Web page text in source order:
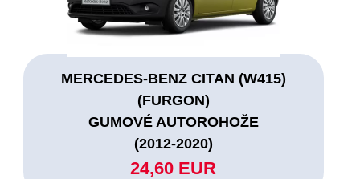
MERCEDES-BENZ CITAN (W415)
(FURGON)
GUMOVÉ AUTOROHOŽE
(2012-2020)
24,60 EUR